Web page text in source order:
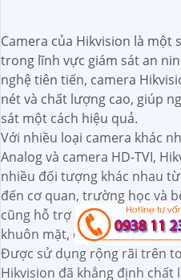
Camera của Hikvision là một
trong lĩnh vực giám sát an
nghệ tiên tiến, camera
nét và chất lượng cao, giúp
sát một cách hiệu quả.
Với nhiều loại camera khác
Analog và camera HD-TVI,
nhiều đối tượng khác nhau
đến cơ quan, trường học và
cũng hỗ trợ nhiều tính năng
khuôn mặt, đếm người và
Được sử dụng rộng rãi trên
Hikvision đã khẳng định chất